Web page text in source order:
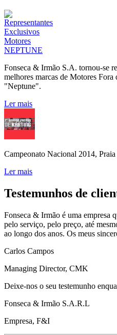
Fonseca & Irmão S.A. tornou-se
melhores marcas de Motores
"Neptune".
Ler mais
Campeonato Nacional 2014,
Ler mais
Testemunhos de
Fonseca & Irmão é uma empresa
pelo serviço, pelo preço, até
ao longo dos anos. Os meus
Carlos Campos
Managing Director, CMK
Deixe-nos o seu testemunho
Fonseca & Irmão S.A.R.L
Empresa, F&I